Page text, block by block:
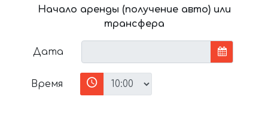
Начало аренды (получение авто) или
трансфера
Дата
Время